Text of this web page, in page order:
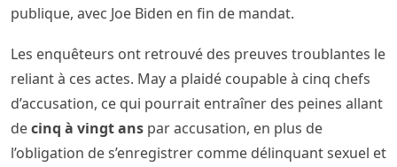
publique, avec Joe Biden en fin de mandat.
Les enquêteurs ont retrouvé des preuves troublantes le
reliant à ces actes. May a plaidé coupable à cinq chefs
d’accusation, ce qui pourrait entraîner des peines allant
decinq à vingt ans par accusation, en plus de
l’obligation de s’enregistrer comme délinquant sexuel et